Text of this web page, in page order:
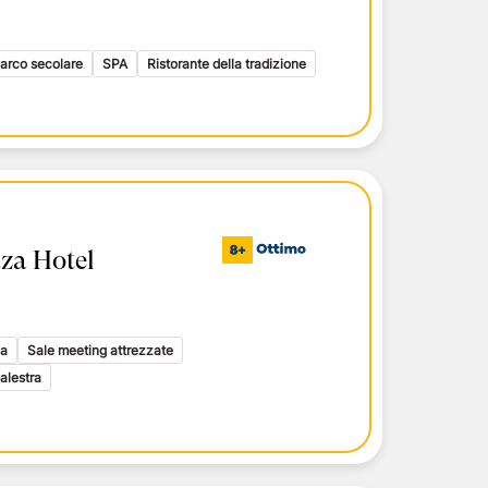
toscani
Isole Eolie
secolare SPA Ristorante della tradizione
Hotel
Sale meeting attrezzate